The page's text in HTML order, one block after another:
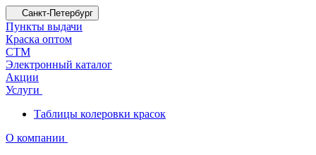
Санкт-Петербург
Пункты выдачи
Краска оптом
СТМ
Электронный каталог
Акции
Услуги
Таблицы колеровки красок
О компании